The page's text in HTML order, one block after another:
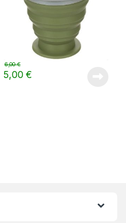
Le opzioni possono essere
5,00€
6,00€